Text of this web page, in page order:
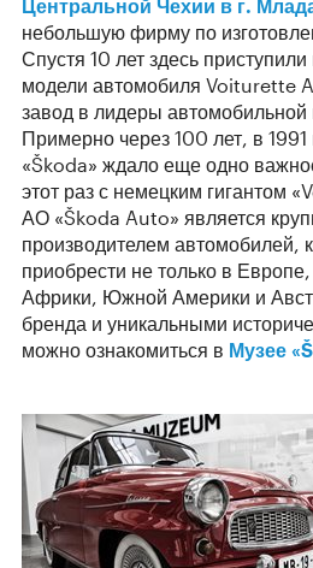
Центральной Чехии в г.
небольшую фирму по
Спустя 10 лет здесь
модели автомобиля Voiturette
завод в лидеры
Примерно через 100 лет, в
«Škoda» ждало еще одно
этот раз с немецким гигантом
АО «Škoda Auto» является
производителем автомобилей,
приобрести не только в
Африки, Южной Америки и
бренда и уникальными
можно ознакомиться в Музее